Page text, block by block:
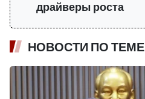
драйверы роста
НОВОСТИ ПО ТЕМЕ